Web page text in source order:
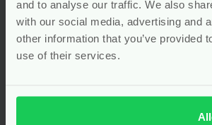
and to analyse our traffic. We also
with our social media, advertising and
other information that you’ve provided
use of their services.
Wasbare Babydoekjes
Premium All-In-One Kit
Wipes
Vanaf67.95